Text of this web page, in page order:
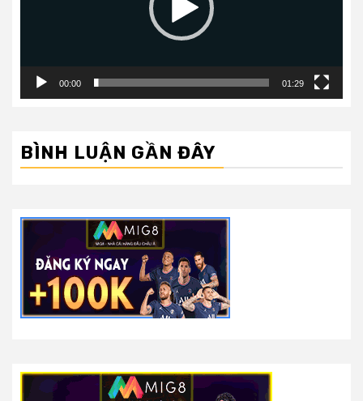
00:00 01:29
BÌNH LUẬN GẦN ĐÂY